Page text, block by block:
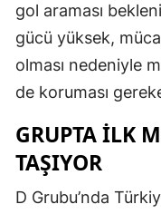
gol araması
gücü yüksek,
olması nedeniyle
de koruması
GRUPTA ILK
TAŞIYOR
D Grubu’nda